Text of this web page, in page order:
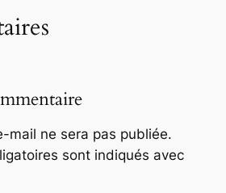
mail ne sera pas publiée.
sont indiqués avec